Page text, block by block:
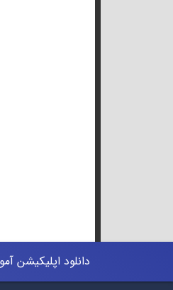
دانلود اپلیکیشن